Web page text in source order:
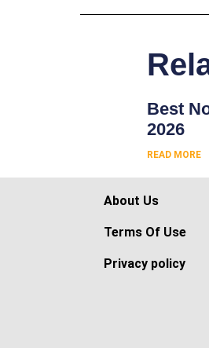
Best
2026
READ MORE
About Us
Terms Of Use
Privacy policy